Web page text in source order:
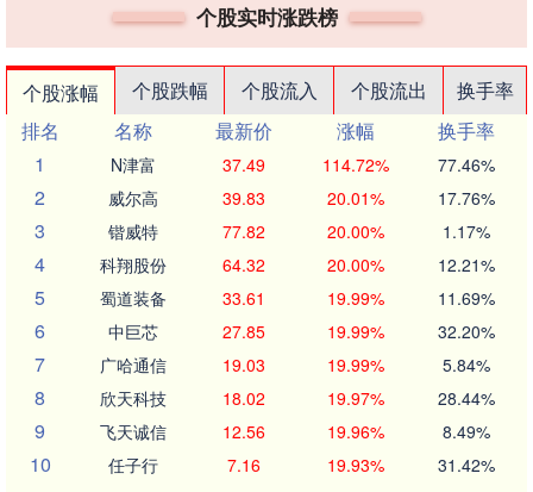
个股实时涨跌榜
个股涨幅 个股跌幅 个股流入 个股流出
换手率
排名
名称 最新价 涨幅
换手率
1
N津富 37.49 114.72% 77.46%
2 威尔高 39.83 20.01% 17.76%
3 锴威特 77.82 20.00% 1.17%
4 科翔股份 64.32 20.00% 12.21%
5 蜀道装备 33.61 19.99% 11.69%
6 中巨芯 27.85 19.99% 32.20%
7 广哈通信 19.03 19.99% 5.84%
8 欣天科技 18.02 19.97% 28.44%
9 飞天诚信 12.56 19.96% 8.49%
10 任子行 7.16 19.93% 31.42%